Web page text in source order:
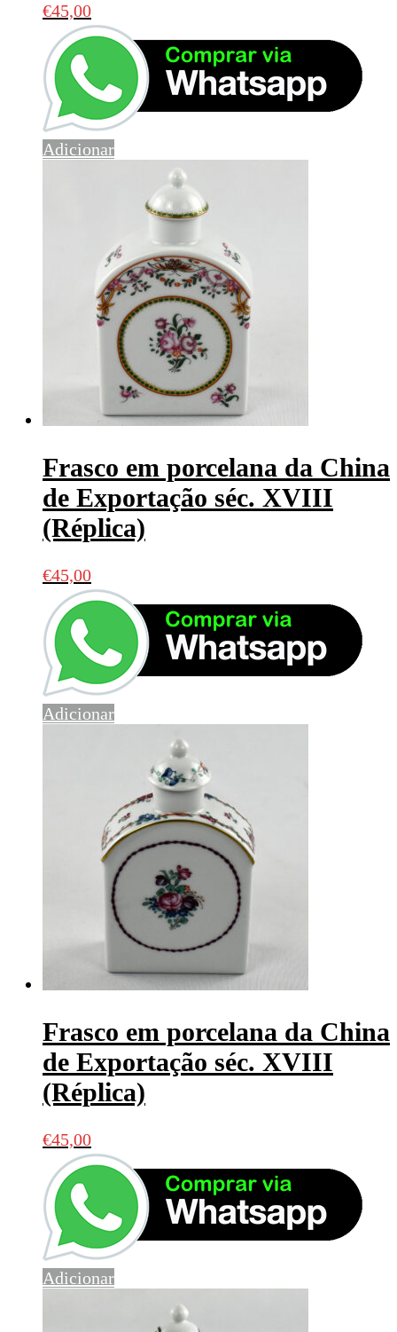
€45,00
Adicionar
Frasco em porcelana da China
de Exportação séc. XVIII
(Réplica)
€45,00
Adicionar
Frasco em porcelana da China
de Exportação séc. XVIII
(Réplica)
€45,00
Adicionar